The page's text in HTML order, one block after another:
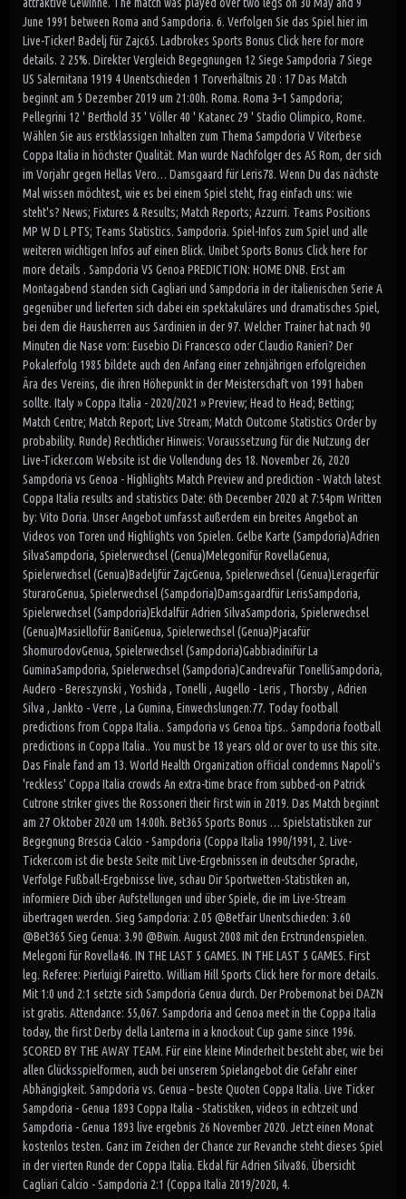
attraktive Gewinne. The match was played over two legs on 30 May and 9
June 1991 between Roma and Sampdoria. 6. Verfolgen Sie das Spiel hier im
Live-Ticker! Badelj für Zajc65. Ladbrokes Sports Bonus Click here for more
details. 2 25%. Direkter Vergleich Begegnungen 12 Siege Sampdoria 7 Siege
US Salernitana 1919 4 Unentschieden 1 Torverhältnis 20 : 17 Das Match
beginnt am 5 Dezember 2019 um 21:00h. Roma. Roma 3–1 Sampdoria;
Pellegrini 12 ' Berthold 35 ' Völler 40 ' Katanec 29 ' Stadio Olimpico, Rome.
Wählen Sie aus erstklassigen Inhalten zum Thema Sampdoria V Viterbese
Coppa Italia in höchster Qualität. Man wurde Nachfolger des AS Rom, der sich
im Vorjahr gegen Hellas Vero… Damsgaard für Leris78. Wenn Du das nächste
Mal wissen möchtest, wie es bei einem Spiel steht, frag einfach uns: wie
steht's? News; Fixtures & Results; Match Reports; Azzurri. Teams Positions
MP W D L PTS; Teams Statistics. Sampdoria. Spiel-Infos zum Spiel und alle
weiteren wichtigen Infos auf einen Blick. Unibet Sports Bonus Click here for
more details . Sampdoria VS Genoa PREDICTION: HOME DNB. Erst am
Montagabend standen sich Cagliari und Sampdoria in der italienischen Serie A
gegenüber und lieferten sich dabei ein spektakuläres und dramatisches Spiel,
bei dem die Hausherren aus Sardinien in der 97. Welcher Trainer hat nach 90
Minuten die Nase vorn: Eusebio Di Francesco oder Claudio Ranieri? Der
Pokalerfolg 1985 bildete auch den Anfang einer zehnjährigen erfolgreichen
Ära des Vereins, die ihren Höhepunkt in der Meisterschaft von 1991 haben
sollte. Italy » Coppa Italia - 2020/2021 » Preview; Head to Head; Betting;
Match Centre; Match Report; Live Stream; Match Outcome Statistics Order by
probability. Runde) Rechtlicher Hinweis: Voraussetzung für die Nutzung der
Live-Ticker.com Website ist die Vollendung des 18. November 26, 2020
Sampdoria vs Genoa - Highlights Match Preview and prediction - Watch latest
Coppa Italia results and statistics Date: 6th December 2020 at 7:54pm Written
by: Vito Doria. Unser Angebot umfasst außerdem ein breites Angebot an
Videos von Toren und Highlights von Spielen. Gelbe Karte (Sampdoria)Adrien
SilvaSampdoria, Spielerwechsel (Genua)Melegonifür RovellaGenua,
Spielerwechsel (Genua)Badeljfür ZajcGenua, Spielerwechsel (Genua)Leragerfür
SturaroGenua, Spielerwechsel (Sampdoria)Damsgaardfür LerisSampdoria,
Spielerwechsel (Sampdoria)Ekdalfür Adrien SilvaSampdoria, Spielerwechsel
(Genua)Masiellofür BaniGenua, Spielerwechsel (Genua)Pjacafür
ShomurodovGenua, Spielerwechsel (Sampdoria)Gabbiadinifür La
GuminaSampdoria, Spielerwechsel (Sampdoria)Candrevafür TonelliSampdoria,
Audero - Bereszynski , Yoshida , Tonelli , Augello - Leris , Thorsby , Adrien
Silva , Jankto - Verre , La Gumina, Einwechslungen:77. Today football
predictions from Coppa Italia.. Sampdoria vs Genoa tips.. Sampdoria football
predictions in Coppa Italia.. You must be 18 years old or over to use this site.
Das Finale fand am 13. World Health Organization official condemns Napoli's
'reckless' Coppa Italia crowds An extra-time brace from subbed-on Patrick
Cutrone striker gives the Rossoneri their first win in 2019. Das Match beginnt
am 27 Oktober 2020 um 14:00h. Bet365 Sports Bonus … Spielstatistiken zur
Begegnung Brescia Calcio - Sampdoria (Coppa Italia 1990/1991, 2. Live-
Ticker.com ist die beste Seite mit Live-Ergebnissen in deutscher Sprache,
Verfolge Fußball-Ergebnisse live, schau Dir Sportwetten-Statistiken an,
informiere Dich über Aufstellungen und über Spiele, die im Live-Stream
übertragen werden. Sieg Sampdoria: 2.05 @Betfair Unentschieden: 3.60
@Bet365 Sieg Genua: 3.90 @Bwin. August 2008 mit den Erstrundenspielen.
Melegoni für Rovella46. IN THE LAST 5 GAMES. IN THE LAST 5 GAMES. First
leg. Referee: Pierluigi Pairetto. William Hill Sports Click here for more details.
Mit 1:0 und 2:1 setzte sich Sampdoria Genua durch. Der Probemonat bei DAZN
ist gratis. Attendance: 55,067. Sampdoria and Genoa meet in the Coppa Italia
today, the first Derby della Lanterna in a knockout Cup game since 1996.
SCORED BY THE AWAY TEAM. Für eine kleine Minderheit besteht aber, wie bei
allen Glücksspielformen, auch bei unserem Spielangebot die Gefahr einer
Abhängigkeit. Sampdoria vs. Genua – beste Quoten Coppa Italia. Live Ticker
Sampdoria - Genua 1893 Coppa Italia - Statistiken, videos in echtzeit und
Sampdoria - Genua 1893 live ergebnis 26 November 2020. Jetzt einen Monat
kostenlos testen. Ganz im Zeichen der Chance zur Revanche steht dieses Spiel
in der vierten Runde der Coppa Italia. Ekdal für Adrien Silva86. Übersicht
Cagliari Calcio - Sampdoria 2:1 (Coppa Italia 2019/2020, 4.